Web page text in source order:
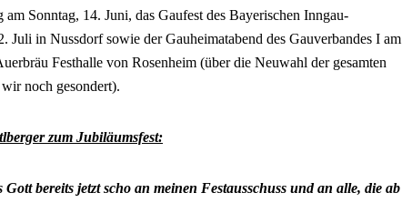
Sonntag, 14. Juni, das Gaufest des Bayerischen Inngau-
Juli in Nussdorf sowie der Gauheimatabend des Gauverbandes I am
Festhalle von Rosenheim (über die Neuwahl der gesamten
noch gesondert).
zum Jubiläumsfest:
Gott bereits jetzt scho an meinen Festausschuss und an alle, die ab